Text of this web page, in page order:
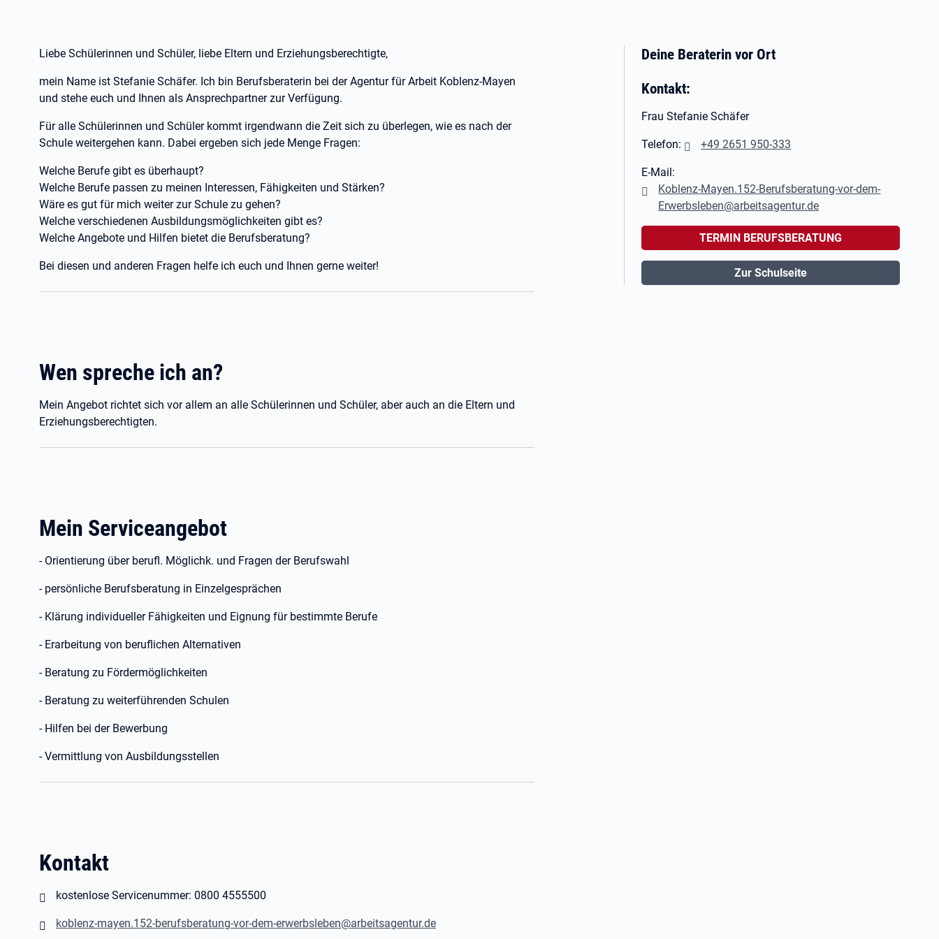
Liebe Schülerinnen und Schüler, liebe Eltern und Erziehungsberechtigte,
mein Name ist Stefanie Schäfer. Ich bin Berufsberaterin bei der Agentur für Arbeit Koblenz-Mayen
und stehe euch und Ihnen als Ansprechpartner zur Verfügung.
Für alle Schülerinnen und Schüler kommt irgendwann die Zeit sich zu überlegen, wie es nach der
Schule weitergehen kann. Dabei ergeben sich jede Menge Fragen:
Welche Berufe gibt es überhaupt?
Welche Berufe passen zu meinen Interessen, Fähigkeiten und Stärken?
Wäre es gut für mich weiter zur Schule zu gehen?
Welche verschiedenen Ausbildungsmöglichkeiten gibt es?
Welche Angebote und Hilfen bietet die Berufsberatung?
Bei diesen und anderen Fragen helfe ich euch und Ihnen gerne weiter!
Wen spreche ich an?
Mein Angebot richtet sich vor allem an alle Schülerinnen und Schüler, aber auch an die Eltern und
Erziehungsberechtigten.
Mein Serviceangebot
- Orientierung über berufl. Möglichk. und Fragen der Berufswahl
- persönliche Berufsberatung in Einzelgesprächen
- Klärung individueller Fähigkeiten und Eignung für bestimmte Berufe
- Erarbeitung von beruflichen Alternativen
- Beratung zu Fördermöglichkeiten
- Beratung zu weiterführenden Schulen
- Hilfen bei der Bewerbung
- Vermittlung von Ausbildungsstellen
Kontakt
kostenlose Servicenummer: 0800 4555500
koblenz-mayen.152-berufsberatung-vor-dem-erwerbsleben@arbeitsagentur.de
Deine Beraterin vor Ort
Kontakt:
Frau Stefanie Schäfer
Telefon: +49 2651 950-333
E-Mail:
Koblenz-Mayen.152-Berufsberatung-vor-dem-
Erwerbsleben@arbeitsagentur.de
TERMIN BERUFSBERATUNG
Zur Schulseite